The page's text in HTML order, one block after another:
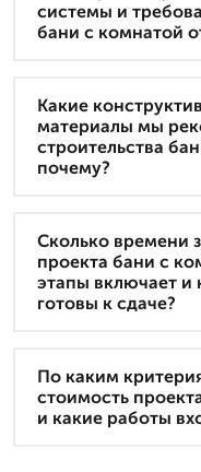
системы и
бани с комнатой
Какие
материалы мы
строительства
почему?
Сколько времени
проекта бани с
этапы включает и
готовы к сдаче?
По каким
стоимость
и какие работы